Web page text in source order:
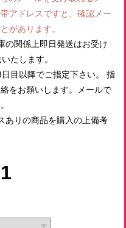
アドレスですと、確認メー
があります。
の関係上即日発送はお受け
たします。
目以降でご指定下さい。 指
をお願いします。メールで
ありの商品を購入の上備考